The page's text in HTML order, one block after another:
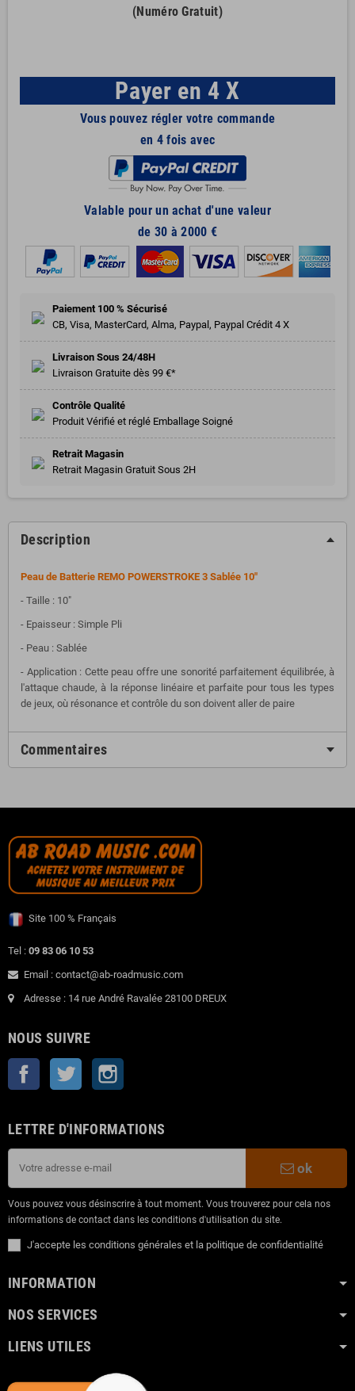
(Numéro Gratuit)
Payer en 4 X
Vous pouvez régler votre commande
en 4 fois avec
Valable pour un achat d'une valeur
de 30 à 2000 €
Paiement 100 % Sécurisé
CB, Visa, MasterCard, Alma, Paypal, Paypal Crédit 4 X
Livraison Sous 24/48H
Livraison Gratuite dès 99 €*
Contrôle Qualité
Produit Vérifié et réglé Emballage Soigné
Retrait Magasin
Retrait Magasin Gratuit Sous 2H
Description
Peau de Batterie REMO POWERSTROKE 3 Sablée 10"
- Taille : 10"
- Epaisseur : Simple Pli
- Peau : Sablée
- Application : Cette peau offre une sonorité parfaitement équilibrée, à
l'attaque chaude, à la réponse linéaire et parfaite pour tous les types
de jeux, où résonance et contrôle du son doivent aller de paire
Commentaires
Site 100 % Français
Tel : 09 83 06 10 53
Email : contact@ab-roadmusic.com
Adresse : 14 rue André Ravalée 28100 DREUX
NOUS SUIVRE
Facebook Twitter
LETTRE D'INFORMATIONS
ok
Vous pouvez vous désinscrire à tout moment. Vous trouverez pour cela nos
informations de contact dans les conditions d'utilisation du site.
J'accepte les conditions générales et la politique de confidentialité
INFORMATION
NOS SERVICES
LIENS UTILES